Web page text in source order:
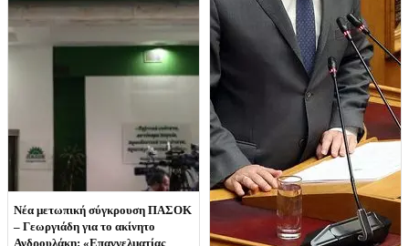
Νέα μετωπική σύγκρουση ΠΑΣΟΚ
– Γεωργιάδη για το ακίνητο
Ανδρουλάκη: «Επαγγελματίας